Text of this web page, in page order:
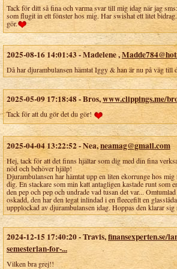
Tack för ditt så fina och varma svar till mig idag när jag
som flugit in ett fönster hos mig. Har swishat ett litet
gör.
2025-08-16 14:01:43-Madelene,
Då har djurambulansen hämtat Iggy & han är nu på väg till
2025-05-09 17:18:48-Bros,www.clippings.me/
Tack för att du gör det du gör!
2025-04-04 13:22:52-Nea,neamag@gmail.com
Hej, tack för att det finns hjältar som dig med din fina
nöd och behöver hjälp!
Djurambulansen har hämtat upp en liten ekorrunge hos
dig. En stackare som min katt antagligen kastade runt som
den pep och pep och undrade vad tusan det var...
oskadd, den har den legat inlindad i en fleecefilt en
uppplockad av djurambulansen idag. Hoppas den klarar
2024-12-15 17:40:20-Travis,finansexperten.se/
semesterlan-for-...
Vilken bra grej!!